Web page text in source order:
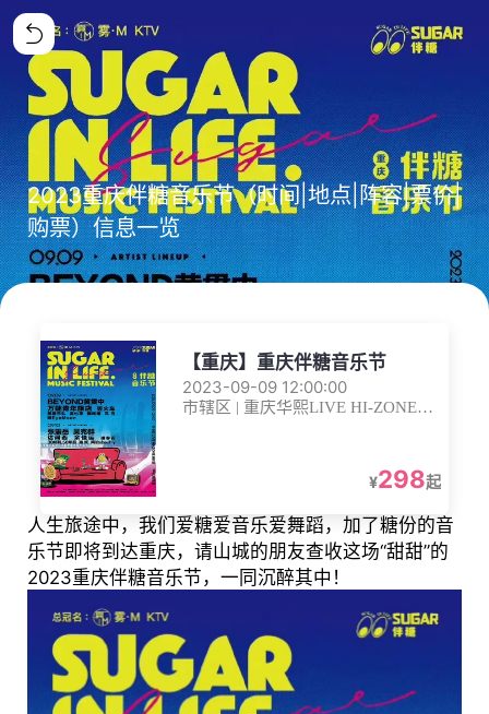
2023重庆伴糖音乐节（时间|地点|阵容|票价|
购票）信息一览
【重庆】重庆伴糖音乐节
2023-09-09 12:00:00
市辖区 | 重庆华熙LIVE HI-ZONE体
¥298起
人生旅途中，我们爱糖爱音乐爱舞蹈，加了糖份的音
乐节即将到达重庆，请山城的朋友查收这场“甜甜”的
2023重庆伴糖音乐节，一同沉醉其中！